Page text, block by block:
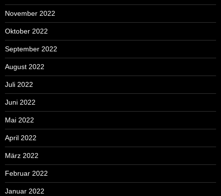
November 2022
Oktober 2022
September 2022
August 2022
Juli 2022
Juni 2022
Mai 2022
April 2022
März 2022
Februar 2022
Januar 2022